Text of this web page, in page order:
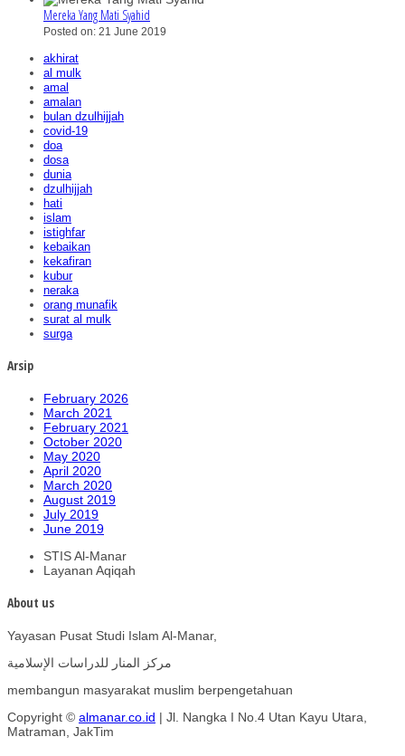
Mereka Yang Mati Syahid
Posted on: 21 June 2019
akhirat
al mulk
amal
amalan
bulan dzulhijjah
covid-19
doa
dosa
dunia
dzulhijjah
hati
islam
istighfar
kebaikan
kekafiran
kubur
neraka
orang munafik
surat al mulk
surga
Arsip
February 2026
March 2021
February 2021
October 2020
May 2020
April 2020
March 2020
August 2019
July 2019
June 2019
STIS Al-Manar
Layanan Aqiqah
About us
Yayasan Pusat Studi Islam Al-Manar,
مركز المنار للدراسات الإسلامية
membangun masyarakat muslim berpengetahuan
Copyright © almanar.co.id | Jl. Nangka I No.4 Utan Kayu Utara,
Matraman, JakTim